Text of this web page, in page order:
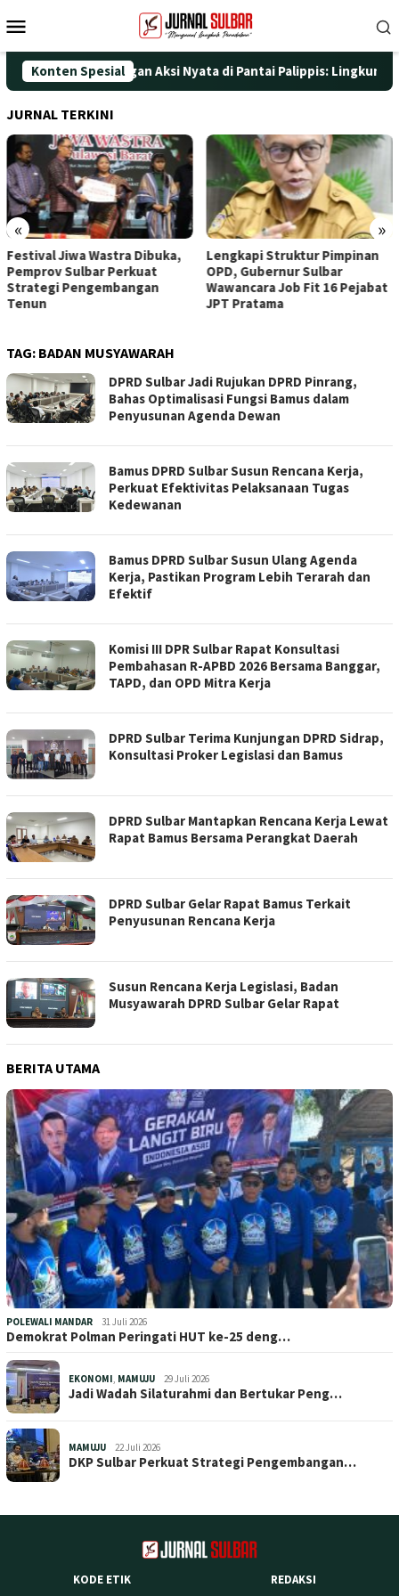
ke
Mobile
Konten Spesial
HUT ke-25 dengan Aksi Nyata di Pantai Palippis: Lingkungan
JURNAL TERKINI
« »
Festival Jiwa Wastra Dibuka,
Pemprov Sulbar Perkuat
Strategi Pengembangan
Tenun
Lengkapi Struktur Pimpinan
OPD, Gubernur Sulbar
Wawancara Job Fit 16 Pejabat
JPT Pratama
TAG: BADAN MUSYAWARAH
DPRD Sulbar Jadi Rujukan DPRD Pinrang,
Bahas Optimalisasi Fungsi Bamus dalam
Penyusunan Agenda Dewan
Bamus DPRD Sulbar Susun Rencana Kerja,
Perkuat Efektivitas Pelaksanaan Tugas
Kedewanan
Bamus DPRD Sulbar Susun Ulang Agenda
Kerja, Pastikan Program Lebih Terarah dan
Efektif
Komisi III DPR Sulbar Rapat Konsultasi
Pembahasan R-APBD 2026 Bersama Banggar,
TAPD, dan OPD Mitra Kerja
DPRD Sulbar Terima Kunjungan DPRD Sidrap,
Konsultasi Proker Legislasi dan Bamus
DPRD Sulbar Mantapkan Rencana Kerja Lewat
Rapat Bamus Bersama Perangkat Daerah
DPRD Sulbar Gelar Rapat Bamus Terkait
Penyusunan Rencana Kerja
Susun Rencana Kerja Legislasi, Badan
Musyawarah DPRD Sulbar Gelar Rapat
BERITA UTAMA
POLEWALI MANDAR 31 Juli 2026
Demokrat Polman Peringati HUT ke-25 deng…
EKONOMI, MAMUJU 29 Juli 2026
Jadi Wadah Silaturahmi dan Bertukar Peng…
MAMUJU 22 Juli 2026
DKP Sulbar Perkuat Strategi Pengembangan…
KODE ETIK REDAKSI